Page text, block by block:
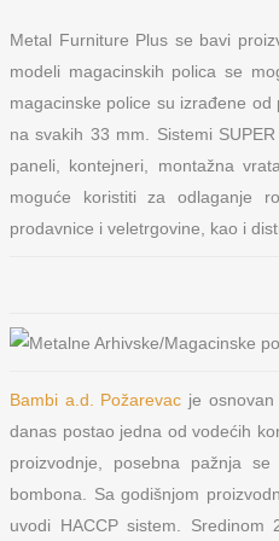
Metal Furniture Plus se bavi
modeli magacinskih polica se
magacinske police su izrađene
na svakih 33 mm. Sistemi
paneli, kontejneri, montažna
moguće koristiti za odlaganje
prodavnice i veletrgovine, kao i
Bambi a.d. Požarevac je
danas postao jedna od vodećih
proizvodnje, posebna pažnja
bombona. Sa godišnjom
uvodi HACCP sistem.
Beograd
Prodaja i proizvodnja metalne